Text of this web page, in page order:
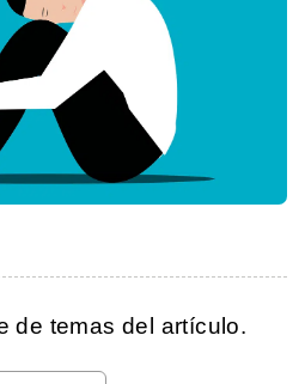
de temas del artículo.